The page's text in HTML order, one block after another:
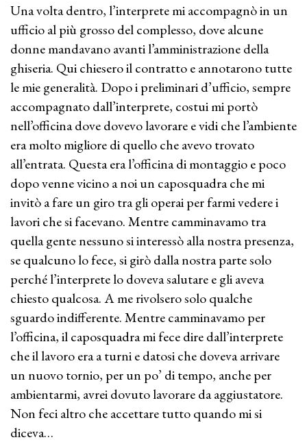
Una volta dentro, l’interprete mi accompagnò in un
ufficio al più grosso del complesso, dove alcune
donne mandavano avanti l’amministrazione della
ghiseria. Qui chiesero il contratto e annotarono tutte
le mie generalità. Dopo i preliminari d’ufficio, sempre
accompagnato dall’interprete, costui mi portò
nell’officina dove dovevo lavorare e vidi che l’ambiente
era molto migliore di quello che avevo trovato
all’entrata. Questa era l’officina di montaggio e poco
dopo venne vicino a noi un caposquadra che mi
invitò a fare un giro tra gli operai per farmi vedere i
lavori che si facevano. Mentre camminavamo tra
quella gente nessuno si interessò alla nostra presenza,
se qualcuno lo fece, si girò dalla nostra parte solo
perché l’interprete lo doveva salutare e gli aveva
chiesto qualcosa. A me rivolsero solo qualche
sguardo indifferente. Mentre camminavamo per
l’officina, il caposquadra mi fece dire dall’interprete
che il lavoro era a turni e datosi che doveva arrivare
un nuovo tornio, per un po’ di tempo, anche per
ambientarmi, avrei dovuto lavorare da aggiustatore.
Non feci altro che accettare tutto quando mi si
diceva…